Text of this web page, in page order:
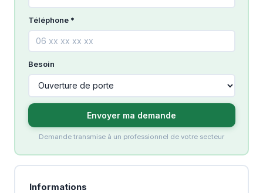
Téléphone *
Besoin
Envoyer ma demande
Demande transmise à un professionnel de votre secteur
Informations